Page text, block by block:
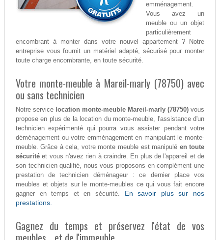
emménagement.
Vous avez un
meuble ou un objet
particulièrement
encombrant à monter dans votre nouvel appartement ? Notre
entreprise vous fournit un matériel adapté, sécurisé pour monter
toute charge encombrante, en toute sécurité.
Votre monte-meuble à Mareil-marly (78750) avec
ou sans technicien
Notre service location monte-meuble Mareil-marly (78750) vous
propose en plus de la location du monte-meuble, l'assistance d'un
technicien expérimenté qui pourra vous assister pendant votre
déménagement ou votre emménagement en manipulant le monte-
meuble. Grâce à cela, votre monte meuble est manipulé en toute
sécuritéet vous n'avez rien à craindre. En plus de l'appareil et de
son technicien qualifié, nous vous proposons en complément une
prestation de technicien déménageur : ce dernier place vos
meubles et objets sur le monte-meubles ce qui vous fait encore
gagner en temps et en sécurité. En savoir plus sur nos
prestations.
Gagnez du temps et préservez l'état de vos